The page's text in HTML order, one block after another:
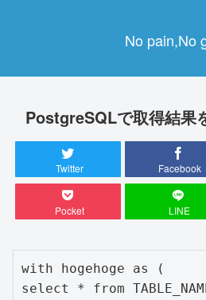
No pain,No
PostgreSQLで取得結果
Twitter Facebook
Pocket LINE
with hogehoge as (
select * from